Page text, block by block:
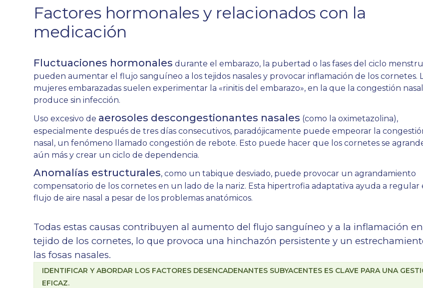
Factores hormonales y relacionados con la
medicación
Fluctuaciones hormonales durante el embarazo, la pubertad o las fases del ciclo
pueden aumentar el flujo sanguíneo a los tejidos nasales y provocar inflamación de los cornetes.
mujeres embarazadas suelen experimentar la «rinitis del embarazo», en la que la congestión
produce sin infección.
Uso excesivo de aerosoles descongestionantes nasales (como la oximetazolina),
especialmente después de tres días consecutivos, paradójicamente puede empeorar la
nasal, un fenómeno llamado congestión de rebote. Esto puede hacer que los cornetes se
aún más y crear un ciclo de dependencia.
Anomalías estructurales, como un tabique desviado, puede provocar un agrandamiento
compensatorio de los cornetes en un lado de la nariz. Esta hipertrofia adaptativa ayuda a regular
flujo de aire nasal a pesar de los problemas anatómicos.
Todas estas causas contribuyen al aumento del flujo sanguíneo y a la inflamación
tejido de los cornetes, lo que provoca una hinchazón persistente y un
las fosas nasales.
IDENTIFICAR Y ABORDAR LOS FACTORES DESENCADENANTES SUBYACENTES ES CLAVE PARA UNA
EFICAZ.